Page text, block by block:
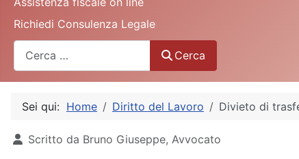
Richiedi Consulenza Legale
Cerca
Sei qui: Home Diritto del Lavoro Divieto di
Dettagli
Scritto da Bruno Giuseppe, Avvocato